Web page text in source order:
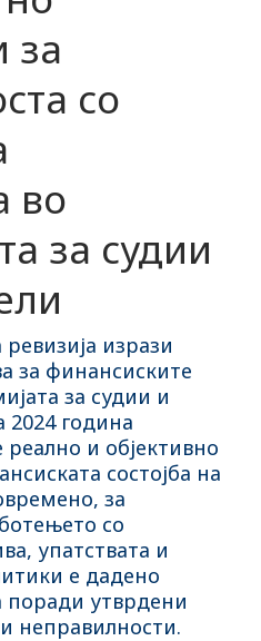
за
со
во
за судии
изрази
за финансиските
за судии и
2024 година
реално и објективно
состојба на
за
со
упатствата и
е дадено
поради утврдени
неправилности.